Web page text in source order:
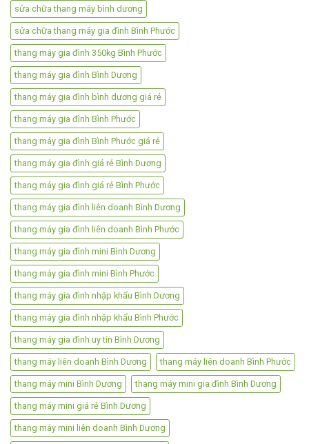
sửa chữa thang máy bình dương
sửa chữa thang máy gia đình Bình Phước
thang máy gia đình 350kg Bình Phước
thang máy gia đình Bình Dương
thang máy gia đình bình dương giá rẻ
thang máy gia đình Bình Phước
thang máy gia đình Bình Phước giá rẻ
thang máy gia đình giá rẻ Bình Dương
thang máy gia đình giá rẻ Bình Phước
thang máy gia đình liên doanh Bình Dương
thang máy gia đình liên doanh Bình Phước
thang máy gia đình mini Bình Dương
thang máy gia đình mini Bình Phước
thang máy gia đình nhập khẩu Bình Dương
thang máy gia đình nhập khẩu Bình Phước
thang máy gia đình uy tín Bình Dương
thang máy liên doanh Bình Dương thang máy liên doanh Bình Phước
thang máy mini Bình Dương thang máy mini gia đình Bình Dương
thang máy mini giá rẻ Bình Dương
thang máy mini liên doanh Bình Dương